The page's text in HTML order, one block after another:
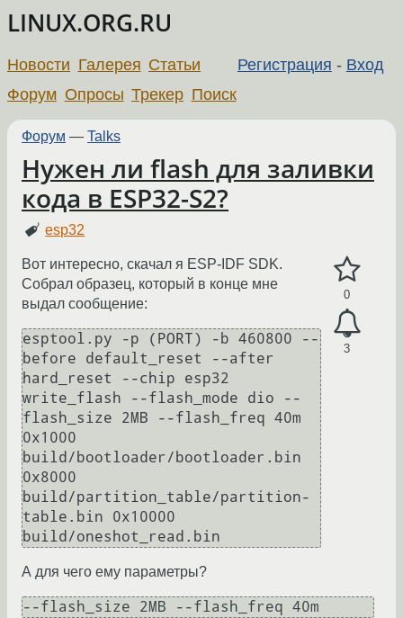
LINUX.ORG.RU
Регистрация - Вход
Новости Галерея Статьи
Форум Опросы Трекер Поиск
Форум — Talks
Нужен ли flash для заливки
кода в ESP32-S2?
esp32
0
3
Вот интересно, скачал я ESP-IDF SDK.
Собрал образец, который в конце мне
выдал сообщение:
esptool.py -p (PORT) -b 460800 --
before default_reset --after
hard_reset --chip esp32
write_flash --flash_mode dio --
flash_size 2MB --flash_freq 40m
0x1000
build/bootloader/bootloader.bin
0x8000
build/partition_table/partition-
table.bin 0x10000
А для чего ему параметры?